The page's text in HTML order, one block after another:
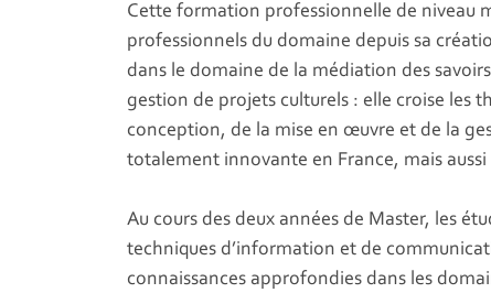
Cette formation professionnelle de niveau
professionnels du domaine depuis sa
dans le domaine de la médiation des
gestion de projets culturels : elle croise les
conception, de la mise en œuvre et de la
totalement innovante en France, mais aussi
Au cours des deux années de Master, les
techniques d’information et de
connaissances approfondies dans les